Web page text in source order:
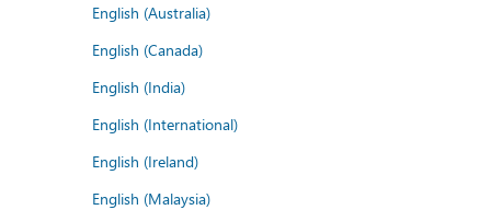
English (Australia)
English (Canada)
English (India)
English (International)
English (Ireland)
English (Malaysia)